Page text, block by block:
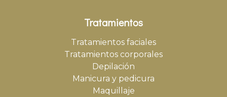
Tratamientos
Tratamientos faciales
Tratamientos corporales
Depilación
Manicura y pedicura
Maquillaje